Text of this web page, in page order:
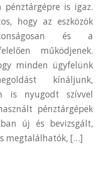
pénztárgépre is igaz.
hogy az eszközök
és a
működjenek.
minden ügyfelünk
kínáljunk,
is nyugodt szívvel
pénztárgépek
új és bevizsgált,
megtalálhatók, […]